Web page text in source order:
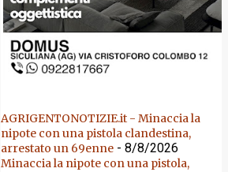
AGRIGENTONOTIZIE.it - Minaccia la
nipote con una pistola clandestina,
arrestato un 69enne - 8/8/2026
Minaccia la nipote con una pistola,